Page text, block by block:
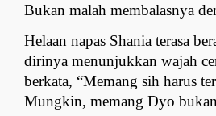
Bukan malah membalasnya
Helaan napas Shania terasa
dirinya menunjukkan wajah
berkata, “Memang sih harus
Mungkin, memang Dyo